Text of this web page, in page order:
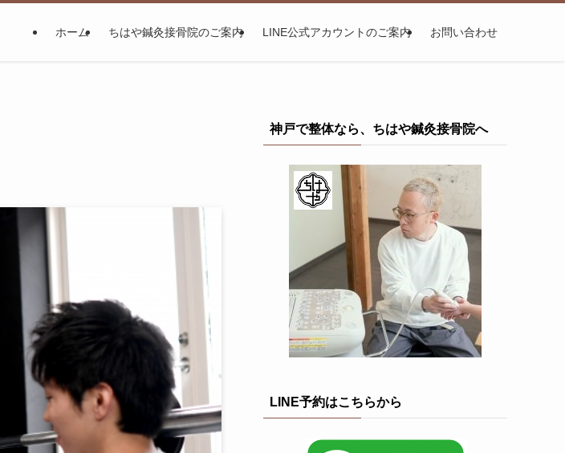
ホーム ちはや鍼灸接骨院のご案内 LINE公式アカウントのご案内 お問い合わせ
神戸で整体なら、ちはや鍼灸接骨院へ
LINE予約はこちらから